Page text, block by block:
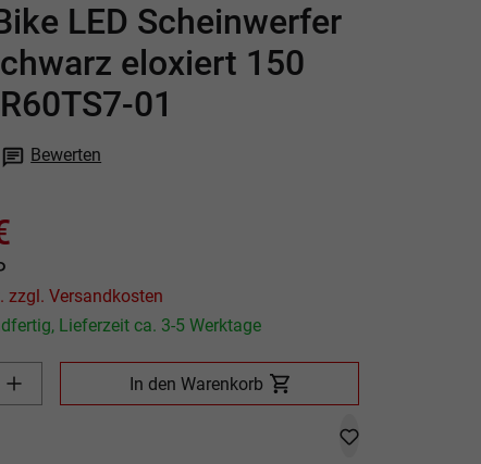
LED Scheinwerfer
eloxiert 150
01
Bewerten
Preis inkl. MwSt. zzgl. Versandkosten
Lieferzeit ca. 3-5 Werktage
Produkt Anzahl: Gib den gewünschten Wert ein oder benutze
In den Warenkorb